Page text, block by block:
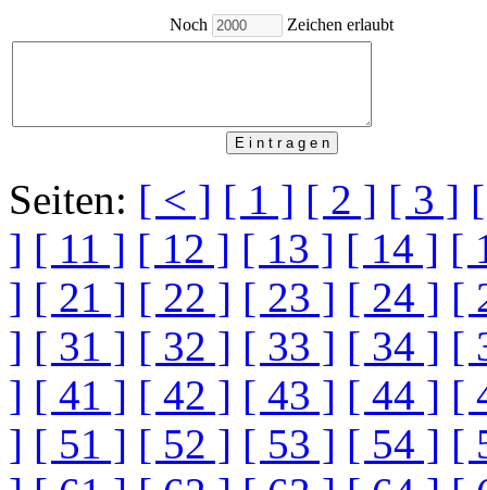
Noch Zeichen erlaubt
Seiten: [ < ] [ 1 ] [ 2 ] [ 3 ]
] [ 11 ] [ 12 ] [ 13 ] [ 14 ] [
] [ 21 ] [ 22 ] [ 23 ] [ 24 ] [
] [ 31 ] [ 32 ] [ 33 ] [ 34 ] [
] [ 41 ] [ 42 ] [ 43 ] [ 44 ] [
] [ 51 ] [ 52 ] [ 53 ] [ 54 ] [